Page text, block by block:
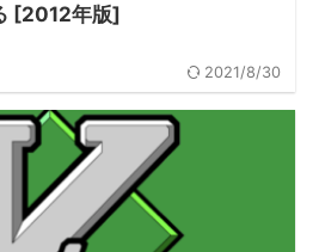
[2012年版]
2021/8/30